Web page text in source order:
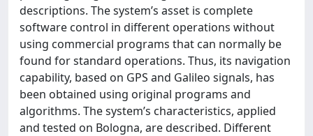
descriptions. The system’s asset is complete
software control in different operations without
using commercial programs that can normally be
found for standard operations. Thus, its navigation
capability, based on GPS and Galileo signals, has
been obtained using original programs and
algorithms. The system’s characteristics, applied
and tested on Bologna, are described. Different